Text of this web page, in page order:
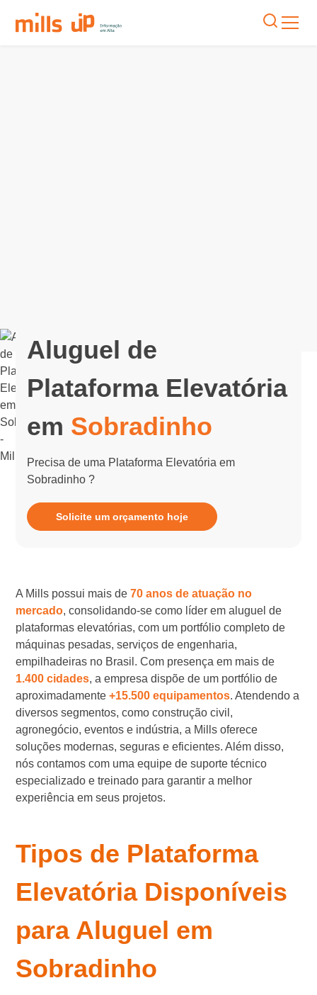
Aluguel de
Plataforma Elevatória
em Sobradinho
Precisa de uma Plataforma Elevatória em
Sobradinho ?
Solicite um orçamento hoje
A Mills possui mais de70 anos de atuação no
mercado, consolidando-se como líder em aluguel de
plataformas elevatórias, com um portfólio completo de
máquinas pesadas, serviços de engenharia,
empilhadeiras no Brasil. Com presença em mais de
1.400 cidades, a empresa dispõe de um portfólio de
aproximadamente+15.500 equipamentos. Atendendo a
diversos segmentos, como construção civil,
agronegócio, eventos e indústria, a Mills oferece
soluções modernas, seguras e eficientes. Além disso,
nós contamos com uma equipe de suporte técnico
especializado e treinado para garantir a melhor
experiência em seus projetos.
Tipos de Plataforma
Elevatória Disponíveis
para Aluguel em
Sobradinho